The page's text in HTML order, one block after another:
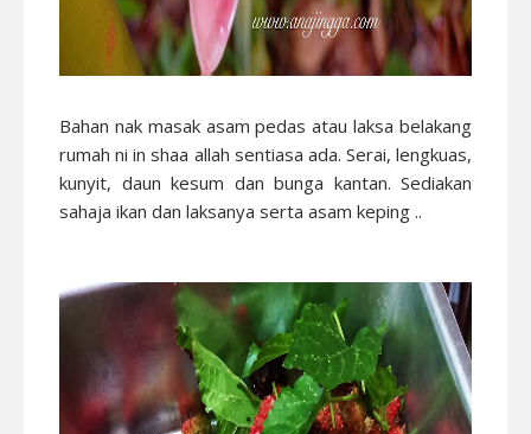
Bahan nak masak asam pedas atau laksa belakang
rumah ni in shaa allah sentiasa ada. Serai, lengkuas,
kunyit, daun kesum dan bunga kantan. Sediakan
sahaja ikan dan laksanya serta asam keping ..